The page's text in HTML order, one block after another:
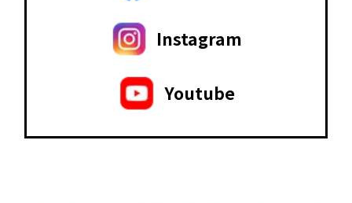
Instagram
Youtube